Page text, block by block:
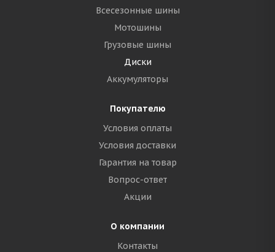
Всесезонные шины
Мотошины
Грузовые шины
Диски
Аккумуляторы
Покупателю
Условия оплаты
Условия доставки
Гарантия на товар
Вопрос-ответ
Акции
О компании
Контакты